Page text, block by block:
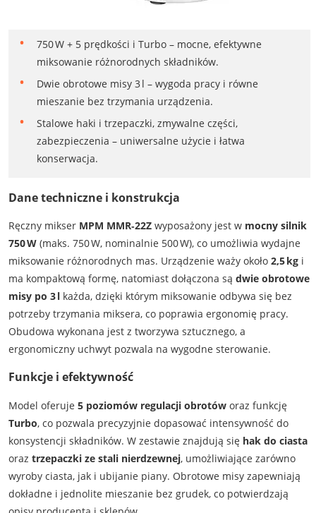
750 W + 5 prędkości i Turbo – mocne, efektywne
miksowanie różnorodnych składników.
Dwie obrotowe misy 3 l – wygoda pracy i równe
mieszanie bez trzymania urządzenia.
Stalowe haki i trzepaczki, zmywalne części,
zabezpieczenia – uniwersalne użycie i łatwa
konserwacja.
Dane techniczne i konstrukcja
Ręczny mikser MPM MMR‑22Zwyposażony jest w mocny silnik
750 W(maks. 750 W, nominalnie 500 W), co umożliwia wydajne
miksowanie różnorodnych mas. Urządzenie waży około 2,5 kgi
ma kompaktową formę, natomiast dołączona są dwie obrotowe
misy po 3 lkażda, dzięki którym miksowanie odbywa się bez
potrzeby trzymania miksera, co poprawia ergonomię pracy.
Obudowa wykonana jest z tworzywa sztucznego, a
ergonomiczny uchwyt pozwala na wygodne sterowanie.
Funkcje i efektywność
Model oferuje 5 poziomów regulacji obrotóworaz funkcję
Turbo, co pozwala precyzyjnie dopasować intensywność do
konsystencji składników. W zestawie znajdują się hak do ciasta
oraz trzepaczki ze stali nierdzewnej, umożliwiające zarówno
wyroby ciasta, jak i ubijanie piany. Obrotowe misy zapewniają
dokładne i jednolite mieszanie bez grudek, co potwierdzają